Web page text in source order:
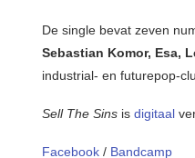
De single bevat zeven
Sebastian Komor, Esa,
industrial- en futurepop-
Sell The Sins is digitaal
Facebook / Bandcamp